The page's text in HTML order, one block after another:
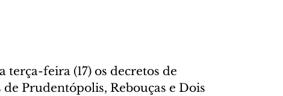
feira (17) os decretos de
Prudentópolis, Rebouças e Dois